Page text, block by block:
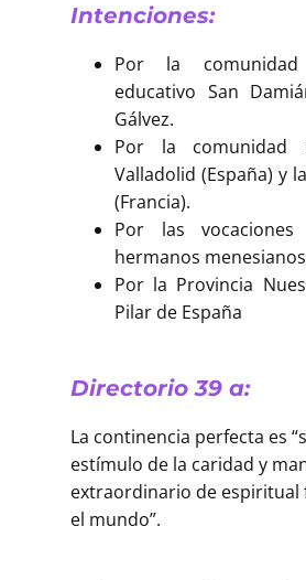
Intenciones:
Por la
educativo San
Gálvez.
Por la comunidad
Valladolid (España) y
(Francia).
Por las
hermanos
Por la Provincia
Pilar de España
Directorio 39 a:
La continencia perfecta es
estímulo de la caridad y
extraordinario de espiritual
el mundo”.